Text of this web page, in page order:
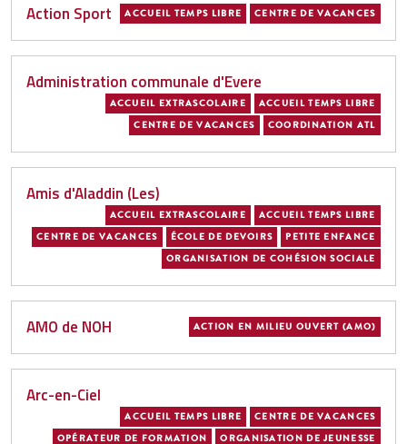
Action Sport ACCUEIL TEMPS LIBRE CENTRE DE VACANCES
Administration communale d'Evere
ACCUEIL EXTRASCOLAIRE
ACCUEIL TEMPS LIBRE
CENTRE DE VACANCES
COORDINATION ATL
Amis d'Aladdin (Les)
ACCUEIL EXTRASCOLAIRE
ACCUEIL TEMPS LIBRE
CENTRE DE VACANCES
ÉCOLE DE DEVOIRS
PETITE ENFANCE
ORGANISATION DE COHÉSION SOCIALE
AMO de NOH ACTION EN MILIEU OUVERT (AMO)
Arc-en-Ciel
ACCUEIL TEMPS LIBRE
CENTRE DE VACANCES
OPÉRATEUR DE FORMATION
ORGANISATION DE JEUNESSE